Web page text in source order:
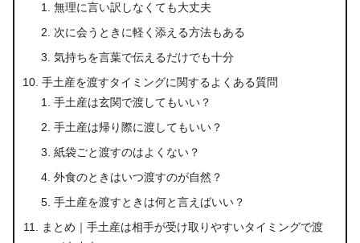
無理に言い訳しなくても大丈夫
次に会うときに軽く添える方法もある
気持ちを言葉で伝えるだけでも十分
手土産を渡すタイミングに関するよくある質問
手土産は玄関で渡してもいい？
手土産は帰り際に渡してもいい？
紙袋ごと渡すのはよくない？
外食のときはいつ渡すのが自然？
手土産を渡すときは何と言えばいい？
まとめ｜手土産は相手が受け取りやすいタイミングで渡